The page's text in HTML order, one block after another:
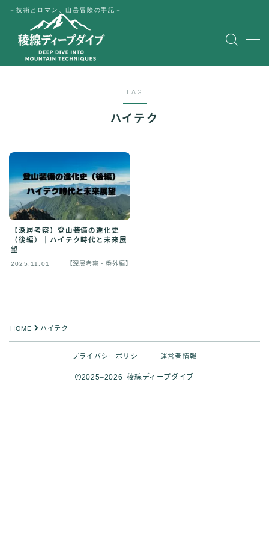
－技術とロマン、山岳冒険の手記－
MENU
Japanese
TAG
ハイテク
【深層考察】登山装備の進化史
（後編）｜ハイテク時代と未来展
望
2025.11.01 【深層考察・番外編】
HOME ハイテク
プライバシーポリシー 運営者情報
2025–2026 稜線ディープダイブ